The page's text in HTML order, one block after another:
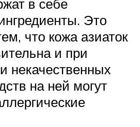
в себе
Это
что кожа азиаток
и при
некачественных
на ней могут